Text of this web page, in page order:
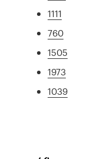
1111
760
1505
1973
1039